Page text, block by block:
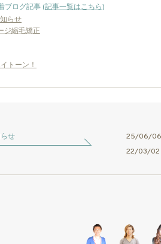
ブログ記事 (記事一覧はこちら)
らせ
ジ縮毛矯正
トーン！
せ
25/06/
22/03/